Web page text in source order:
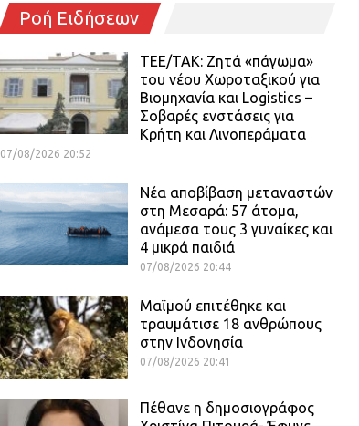
Ροή Ειδήσεων
ΤΕΕ/ΤΑΚ: Ζητά «πάγωμα»
του νέου Χωροταξικού για
Βιομηχανία και Logistics –
Σοβαρές ενστάσεις για
Κρήτη και Λινοπεράματα
07/08/2026 20:52
Νέα αποβίβαση μεταναστών
στη Μεσαρά: 57 άτομα,
ανάμεσα τους 3 γυναίκες και
4 μικρά παιδιά
07/08/2026 20:44
Μαϊμού επιτέθηκε και
τραυμάτισε 18 ανθρώπους
στην Ινδονησία
07/08/2026 20:41
Πέθανε η δημοσιογράφος